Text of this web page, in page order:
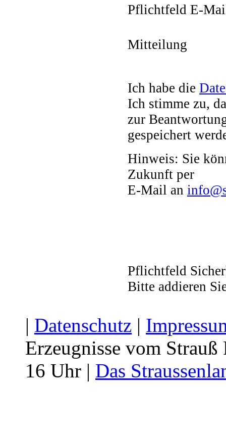
Pflichtfeld E-
Mitteilung
Ich habe die
Ich stimme zu,
zur
gespeichert
Hinweis: Sie
Zukunft per
E-Mail an
Pflichtfeld
Bitte addieren
| Datenschutz |
Erzeugnisse vom
16 Uhr | Das